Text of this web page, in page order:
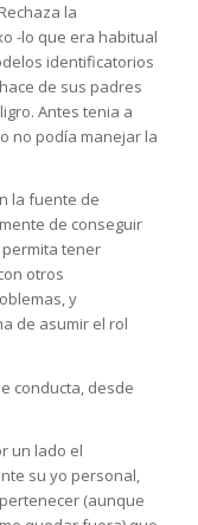
la
-lo que era habitual
identificatorios
de sus padres
Antes tenia a
no podía manejar la
la fuente de
de conseguir
tener
otros
y
de asumir el rol
conducta, desde
un lado el
su yo personal,
(aunque